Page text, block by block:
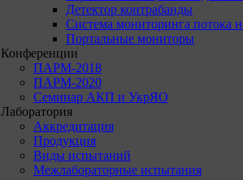
Детектор контрабанды
Система мониторинга потока
Портальные мониторы
Конференции
ПАРМ-2018
ПАРМ-2020
Семинар АКП и УкрЯО
Лаборатория
Аккредитация
Продукция
Виды испытаний
Межлабораторные испытания